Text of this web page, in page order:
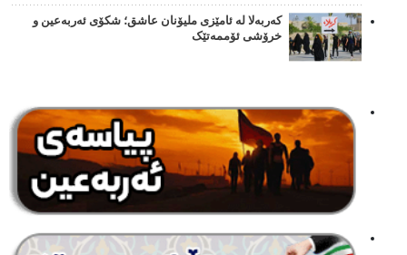
کەربەلا لە ئامێزی ملیۆنان عاشق؛ شکۆی ئەربەعین و
خرۆشی ئۆممەتێک